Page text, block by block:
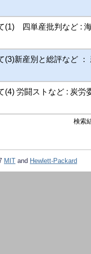
(1) 四単産批判など :
(3)新産別と総評など
(4) 労闘ストなど : 炭労
検索
MIT and Hewlett-Packard